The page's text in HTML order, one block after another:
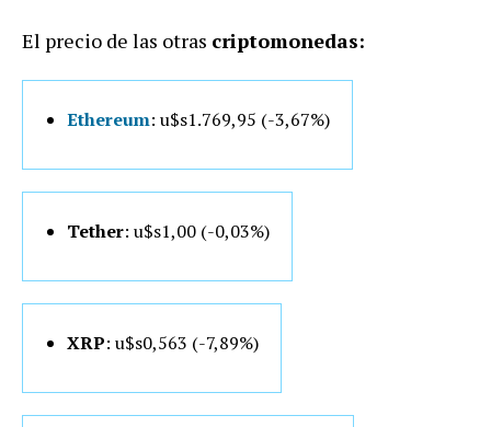
El precio de las otras criptomonedas:
Ethereum: u$s1.769,95 (-3,67%)
Tether: u$s1,00 (-0,03%)
XRP: u$s0,563 (-7,89%)